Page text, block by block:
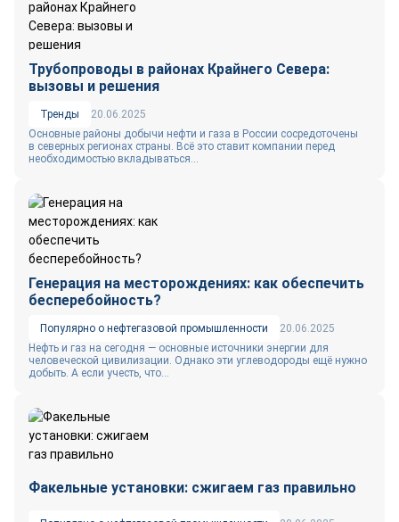
Трубопроводы в районах Крайнего Севера:
вызовы и решения
Тренды
20.06.2025
Основные районы добычи нефти и газа в России сосредоточены
в северных регионах страны. Всё это ставит компании перед
необходимостью вкладываться...
Генерация на месторождениях: как обеспечить
бесперебойность?
Популярно о нефтегазовой промышленности
20.06.2025
Нефть и газ на сегодня — основные источники энергии для
человеческой цивилизации. Однако эти углеводороды ещё нужно
добыть. А если учесть, что...
Факельные установки: сжигаем газ правильно